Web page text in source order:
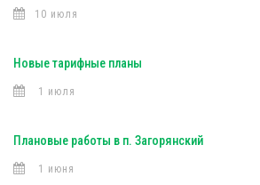
10 июля
Новые тарифные планы
1 июля
Плановые работы в п. Загорянский
1 июня